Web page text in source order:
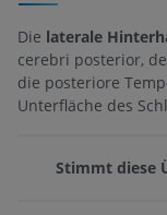
Die laterale
cerebri posterior,
die posteriore
Unterfläche des
Stimmt diese